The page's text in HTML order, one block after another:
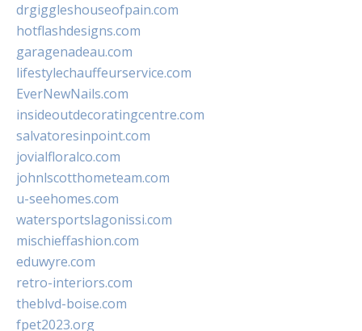
drgiggleshouseofpain.com
hotflashdesigns.com
garagenadeau.com
lifestylechauffeurservice.com
EverNewNails.com
insideoutdecoratingcentre.com
salvatoresinpoint.com
jovialfloralco.com
johnlscotthometeam.com
u-seehomes.com
watersportslagonissi.com
mischieffashion.com
eduwyre.com
retro-interiors.com
theblvd-boise.com
fpet2023.org